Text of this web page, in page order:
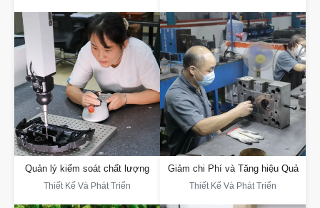
Quản lý kiểm soát chất lượng
Thiết Kế Và Phát Triển
Quản lý kiểm soát chất
lượng
Sản Phẩm Trải Qua Các Bài Kiểm Tra
Nghiêm Ngặt Và Đáp Ứng Tiêu Chuẩn
ISO9001. Phòng Thí Nghiệm Của
Chúng Tôi Mô Phỏng Môi Trường
Thảm, Sàn Gỗ Và Gạch, Phục Vụ Cho
Việc Thu Thập Dữ Liệu, Phân Tích Và
Xác Minh Thuật Toán
Giảm chi Phí và Tăng hiệu Quả
Thiết Kế Và Phát Triển
Giảm chi phí, nâng cao hiệu
quả
DAYIN Thúc Đẩy Đổi Mới Bằng Vật
Liệu Mới, Quy Trình Sản Xuất Mới Và
Sản Phẩm Mới. Kiểm Soát Chi Phí Từ
Thiết Kế Đến Sản Xuất, Cung Cấp Báo
Giá Nhanh Và Giải Pháp, Cùng Với
Phản Hồi Về Giá Trị. Ép Nhựa Được
Điều Khiển Bởi Dữ Liệu Giúp Nâng
Cao Hiệu Quả Và Chất Lượng, Từ Đó